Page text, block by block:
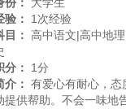
验：
1次经验
目： 高中语文|高中地
分：
1分
介： 有爱心有耐心，态
提供帮助。不会一味地